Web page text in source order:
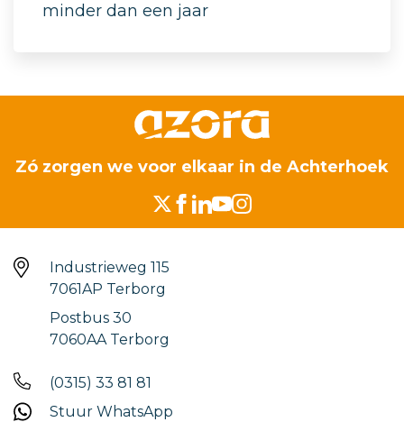
minder dan een jaar
Zó zorgen we voor elkaar in de Achterhoek
Industrieweg 115
7061AP Terborg
Postbus 30
7060AA Terborg
(0315) 33 81 81
Stuur WhatsApp